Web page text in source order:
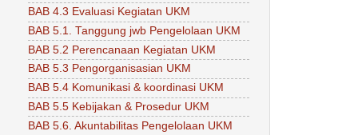
BAB 4.3 Evaluasi Kegiatan UKM
BAB 5.1. Tanggung jwb Pengelolaan UKM
BAB 5.2 Perencanaan Kegiatan UKM
BAB 5.3 Pengorganisasian UKM
BAB 5.4 Komunikasi & koordinasi UKM
BAB 5.5 Kebijakan & Prosedur UKM
BAB 5.6. Akuntabilitas Pengelolaan UKM